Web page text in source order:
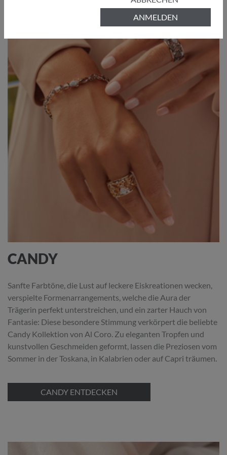
CANDY
Sanfte Farbtöne, die Lust auf leckere Eiskreationen wecken,
verspielte Formenarrangements, welche die Aura der
Trägerin perfekt unterstreichen, und ein zarter Hauch von
Fantasie: Diese besondere Stimmung verkörpert die beliebte
Candy Kollektion von Al Coro. Zu eleganten Tropfen und
kunstvollen Geschmeiden geformt, lassen die Preziosen vom
Sommer in der Toskana, in Kalabrien oder auf Capri träumen.
CANDY ENTDECKEN
ANMELDEN